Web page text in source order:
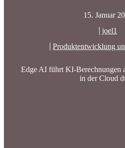
15. Januar
joel1
Produktentwicklung
Edge AI führt KI-Berechnungen
in der Cloud